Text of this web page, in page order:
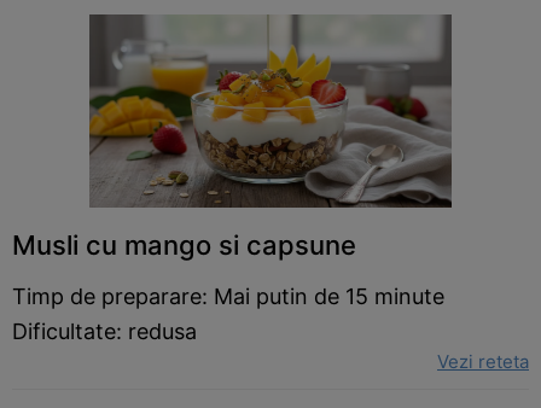
Musli cu mango si capsune
Timp de preparare: Mai putin de 15 minute
Dificultate: redusa
Vezi reteta